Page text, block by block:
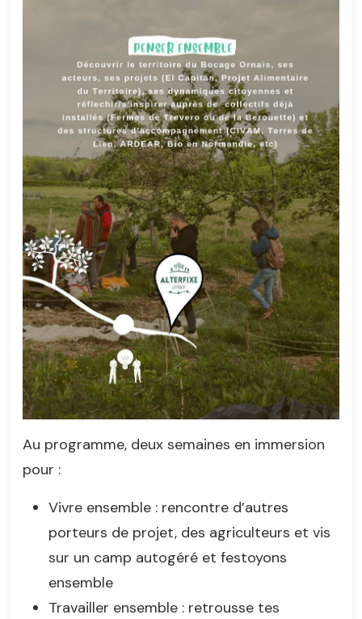
Au programme, deux semaines en immersion
pour :
Vivre ensemble : rencontre d’autres
porteurs de projet, des agriculteurs et vis
sur un camp autogéré et festoyons
ensemble
Travailler ensemble : retrousse tes